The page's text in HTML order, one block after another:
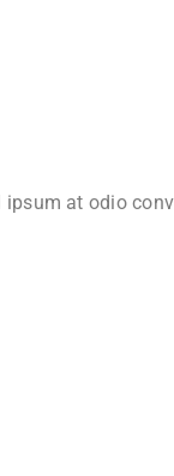
ipsum at odio